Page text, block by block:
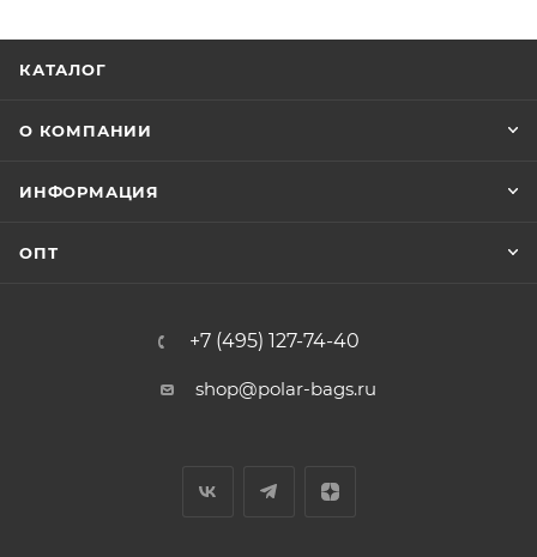
КАТАЛОГ
О КОМПАНИИ
ИНФОРМАЦИЯ
ОПТ
+7 (495) 127-74-40
shop@polar-bags.ru